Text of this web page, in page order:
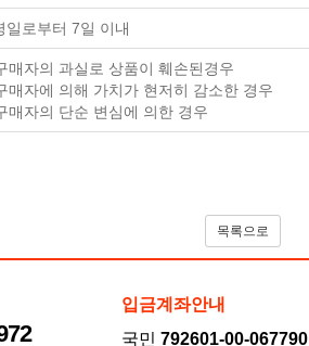
일로부터 7일 이내
매자의 과실로 상품이 훼손된경우
매자에 의해 가치가 현저히 감소한 경우
매자의 단순 변심에 의한 경우
목록으로
입금계좌안내
국민 792601-00-067790